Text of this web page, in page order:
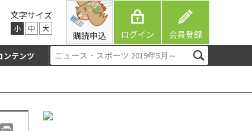
文字サイズ
小 中 大
購読申込 ログイン 会員登録
ンテンツ